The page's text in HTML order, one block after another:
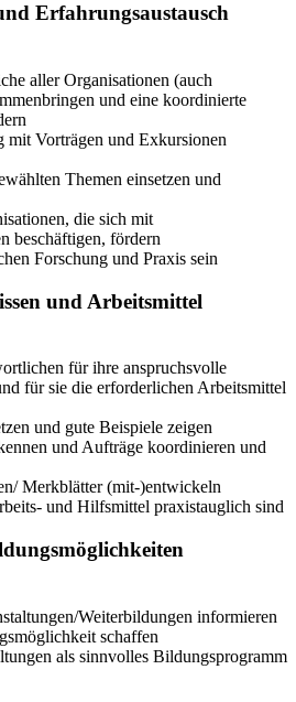
Erfahrungsaustausch
aller Organisationen (auch
und eine koordinierte
mit Vorträgen und Exkursionen
Themen einsetzen und
die sich mit
beschäftigen, fördern
Forschung und Praxis sein
und Arbeitsmittel
für ihre anspruchsvolle
für sie die erforderlichen Arbeitsmittel
und gute Beispiele zeigen
und Aufträge koordinieren und
Merkblätter (mit-)entwickeln
und Hilfsmittel praxistauglich sind
Weiterbildungen informieren
schaffen
als sinnvolles Bildungsprogramm